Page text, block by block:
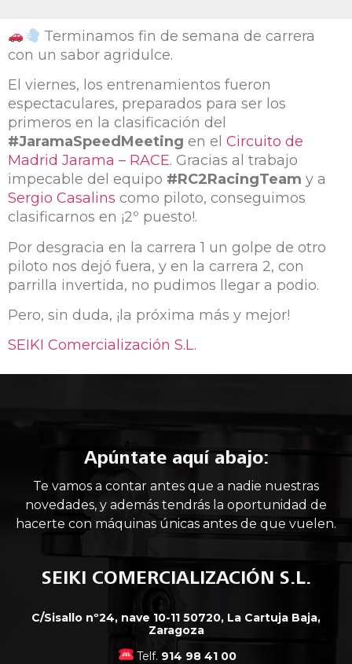
Terminamos fin de semana de carrera
con un sabor agridulce.
El viernes, los entrenamientos fueron
espectaculares, preparados para ser los
primeros en la clasificación del
#JaramaSpeedMeeting en el Circuito de
Madrid Jarama – RACE. Gracias al trabajo
impecable del equipo #RC2RacingTeam y a
Sergio Casalins como piloto, conseguimos
clasificarnos en ¡2º puesto!.
Por desgracia en la carrera 1 un golpe de otro
piloto nos dejó fuera, y en la carrera 2, con
parrilla invertida, no pudimos llegar a podio.
Pero, sin duda, ¡la próxima más y mejor!
SEIKI Comercialización S.L.
Apúntate aquí abajo:
Te vamos a contar antes que a nadie nuestras
novedades, y además tendrás la oportunidad de
hacerte con máquinas únicas antes de que vuelen.
SEIKI COMERCIALIZACIÓN S.L.
C/Sisallo nº24, nave 10-11 50720, La Cartuja Baja,
Zaragoza
Telf. 914 98 41 00